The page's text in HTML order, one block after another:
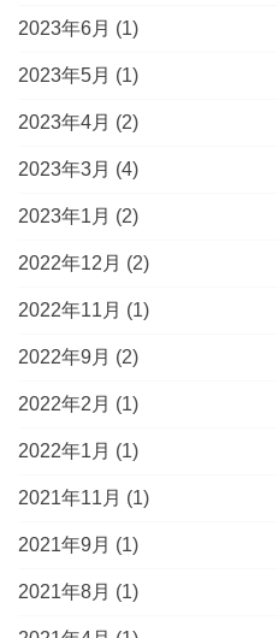
2023年6月 (1)
2023年5月 (1)
2023年4月 (2)
2023年3月 (4)
2023年1月 (2)
2022年12月 (2)
2022年11月 (1)
2022年9月 (2)
2022年2月 (1)
2022年1月 (1)
2021年11月 (1)
2021年9月 (1)
2021年8月 (1)